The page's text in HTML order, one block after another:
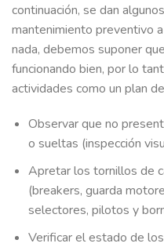
continuación, se dan
mantenimiento preventivo
nada, debemos suponer
funcionando bien, por lo
actividades como un plan
Observar que no
o sueltas (inspección
Apretar los tornillos de
(breakers, guarda
selectores, pilotos y
Verificar el estado de